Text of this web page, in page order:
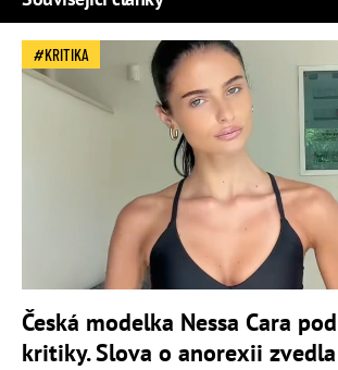
KRITIKA
Česká modelka Nessa Cara
kritiky. Slova o anorexii